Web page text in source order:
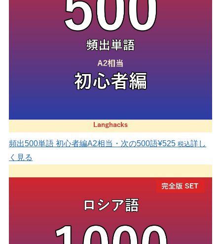
頻出500単語 初心者編A2相当・次の500語¥525 税込詳し
く見る